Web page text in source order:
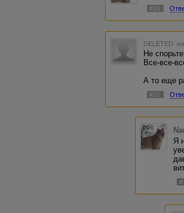
#15
DELETED
Не
Все-все-
А то еще
#16
Я